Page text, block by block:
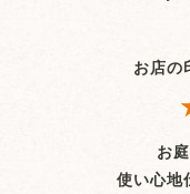
お店の
お
使い心地